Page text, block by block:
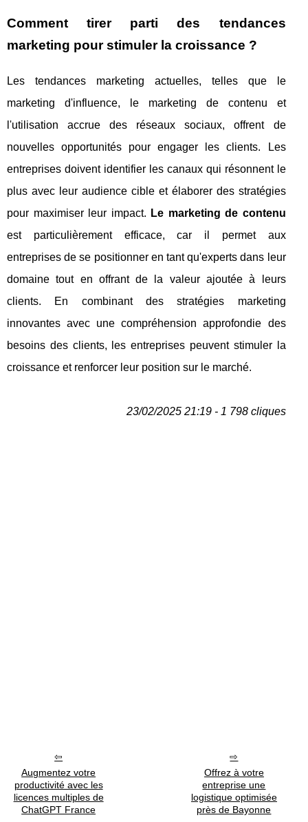
Comment tirer parti des tendances
marketing pour stimuler la croissance ?
Les tendances marketing actuelles, telles que le
marketing d'influence, le marketing de contenu et
l'utilisation accrue des réseaux sociaux, offrent de
nouvelles opportunités pour engager les clients. Les
entreprises doivent identifier les canaux qui résonnent le
plus avec leur audience cible et élaborer des stratégies
pour maximiser leur impact. Le marketing de contenu
est particulièrement efficace, car il permet aux
entreprises de se positionner en tant qu'experts dans leur
domaine tout en offrant de la valeur ajoutée à leurs
clients. En combinant des stratégies marketing
innovantes avec une compréhension approfondie des
besoins des clients, les entreprises peuvent stimuler la
croissance et renforcer leur position sur le marché.
23/02/2025 21:19 - 1 798 cliques
Augmentez votre
productivité avec les
licences multiples de
ChatGPT France
Offrez à votre
entreprise une
logistique optimisée
près de Bayonne